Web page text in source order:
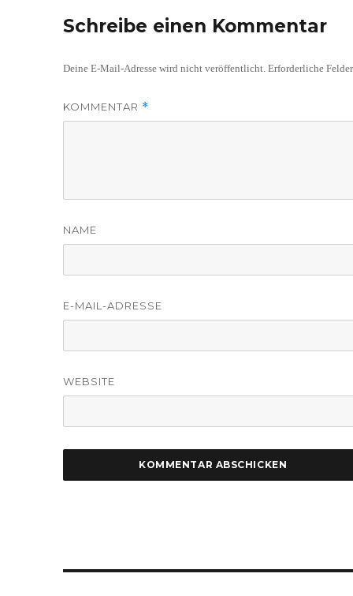
Schreibe einen Kommentar
Deine E-Mail-Adresse wird nicht veröffentlicht. Erforderliche
KOMMENTAR *
NAME
E-MAIL-ADRESSE
WEBSITE